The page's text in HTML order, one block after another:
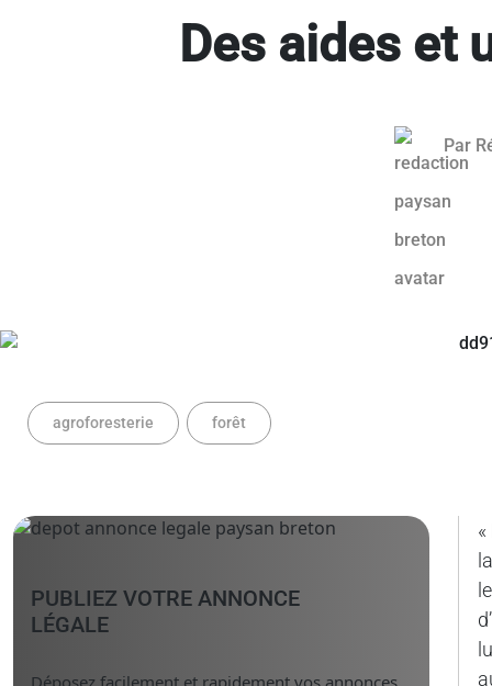
Des aides et
Par
agroforesterie forêt
PUBLIEZ VOTRE ANNONCE
LÉGALE